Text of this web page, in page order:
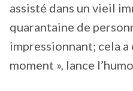
assisté dans un vieil
quarantaine de
impressionnant; cela
moment », lance